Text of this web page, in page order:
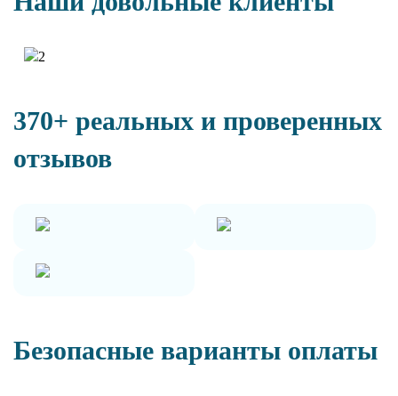
370+ реальных и проверенных
отзывов
Безопасные варианты оплаты